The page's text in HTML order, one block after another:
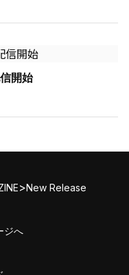
開始
>New Release
ジへ